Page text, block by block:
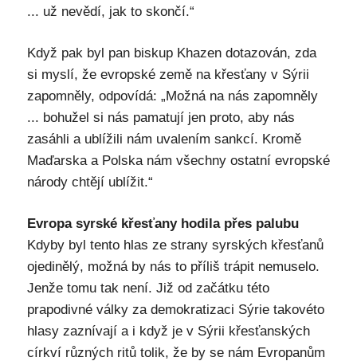
... už nevědí, jak to skončí.“
Když pak byl pan biskup Khazen dotazován, zda
si myslí, že evropské země na křesťany v Sýrii
zapomněly, odpovídá: „Možná na nás zapomněly
... bohužel si nás pamatují jen proto, aby nás
zasáhli a ublížili nám uvalením sankcí. Kromě
Maďarska a Polska nám všechny ostatní evropské
národy chtějí ublížit.“
Evropa syrské křesťany hodila přes palubu
Kdyby byl tento hlas ze strany syrských křesťanů
ojedinělý, možná by nás to příliš trápit nemuselo.
Jenže tomu tak není. Již od začátku této
prapodivné války za demokratizaci Sýrie takovéto
hlasy zaznívají a i když je v Sýrii křesťanských
církví různých ritů tolik, že by se nám Evropanům